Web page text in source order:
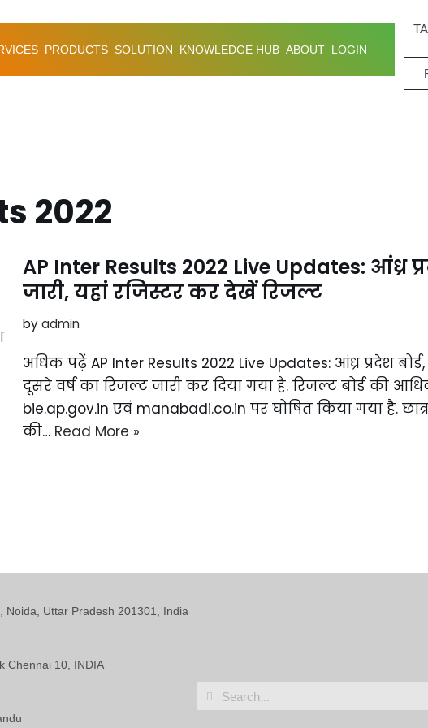
PRODUCTS SOLUTION KNOWLEDGE HUB ABOUT LOGIN
2022
AP Inter Results 2022 Live Updates: आंध्र
जारी, यहां रजिस्टर कर देखें रिजल्ट
byadmin
अधिक पढ़ें AP Inter Results 2022 Live Updates: आंध्र प्रदेश
दूसरे वर्ष का रिजल्ट जारी कर दिया गया है. रिजल्ट बोर्ड की
bie.ap.gov.in एवं manabadi.co.in पर घोषित किया गया है.
की… Read More »
Noida, Uttar Pradesh 201301, India
Chennai 10, INDIA